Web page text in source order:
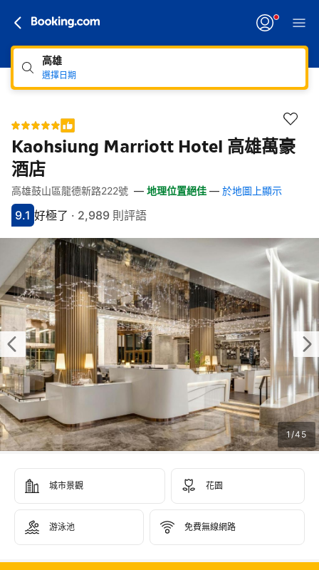
高雄
選擇日期
Kaohsiung Marriott Hotel 高雄萬豪
酒店
快速連結
跳至住宿介紹
跳至熱門設施
跳至客房類型
跳至訂房政策
高雄鼓山區龍德新路222號 — 地理位置絕佳 — 於地圖上顯示
分數9.1分
9.1
評比好極了
好極了 · 2,989 則評語
1/45
城市景觀 花園
游泳池 免費無線網路